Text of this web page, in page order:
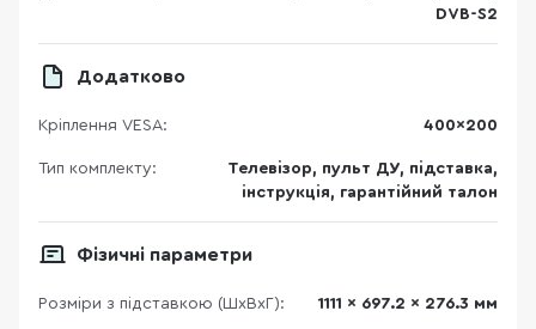
DVB-S2
Додатково
Кріплення VESA: 400x200
Тип комплекту:
Телевізор, пульт ДУ, підставка,
інструкція, гарантійний талон
Фізичні параметри
Розміри з підставкою (ШхВхГ): 1111 x 697.2 x 276.3 мм